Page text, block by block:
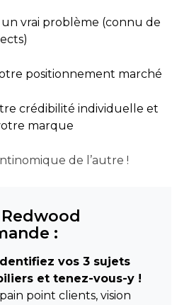
vrai problème (connu de
positionnement marché
crédibilité individuelle et
marque
de l’autre !
:
vos 3 sujets
et tenez-vous-y !
point clients, vision